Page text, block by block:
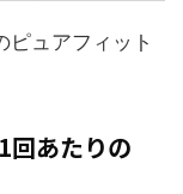
ピュアフィット
回あたりの